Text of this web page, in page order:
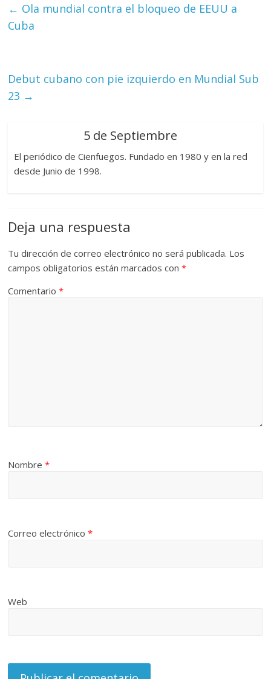
← Ola mundial contra el bloqueo de EEUU a
Cuba
Debut cubano con pie izquierdo en Mundial Sub
23 →
5 de Septiembre
El periódico de Cienfuegos. Fundado en 1980 y en la red
desde Junio de 1998.
Deja una respuesta
Tu dirección de correo electrónico no será publicada. Los
campos obligatorios están marcados con*
Comentario*
Nombre*
Correo electrónico*
Web